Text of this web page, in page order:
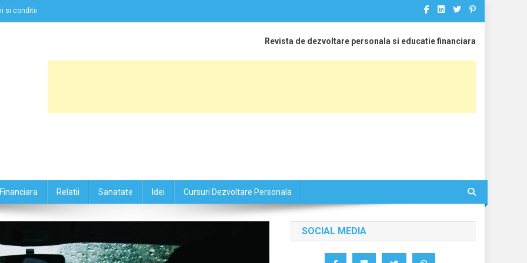
si conditii
Revista de dezvoltare personala si educatie financiara
Relatii Sanatate Idei Cursuri Dezvoltare Personala
SOCIAL MEDIA